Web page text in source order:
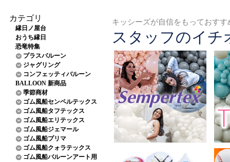
カテゴリ
縁日ノ屋台
おうち縁日
恐竜特集
プラスバルーン
ジャグリング
コンフェッティバルーン
BALLOON 新商品
季節商材
ゴム風船センペルテックス
ゴム風船タフテックス
ゴム風船エリテックス
ゴム風船ジェマール
ゴム風船プリマ
ゴム風船クォラテックス
ゴム風船バルーンアート用
キッシーズが自信をもっておすす
スタッフのイチ